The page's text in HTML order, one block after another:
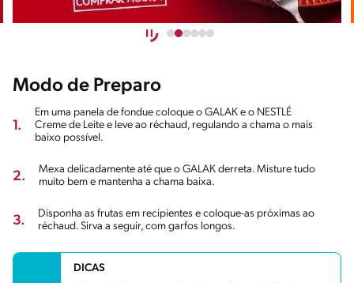
Modo de Preparo
1.
Em uma panela de fondue coloque o GALAK e o NESTLÉ
Creme de Leite e leve ao réchaud, regulando a chama o mais
baixo possível.
2.
Mexa delicadamente até que o GALAK derreta. Misture tudo
muito bem e mantenha a chama baixa.
3.
Disponha as frutas em recipientes e coloque-as próximas ao
réchaud. Sirva a seguir, com garfos longos.
DICAS